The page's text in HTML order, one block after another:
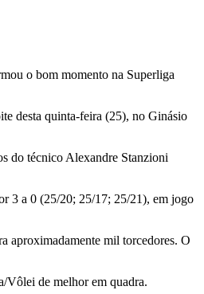
o bom momento na Superliga
desta quinta-feira (25), no Ginásio
do técnico Alexandre Stanzioni
3 a 0 (25/20; 25/17; 25/21), em jogo
aproximadamente mil torcedores. O
de melhor em quadra.